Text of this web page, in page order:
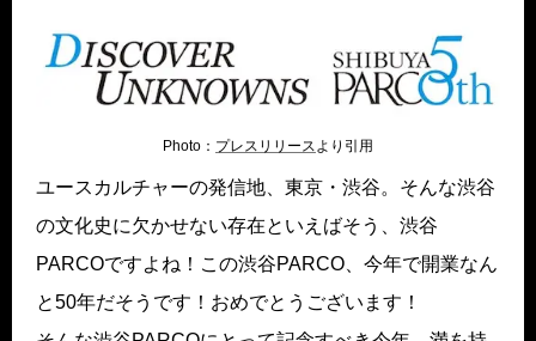
Photo： プレスリリースより引用
ユースカルチャーの発信地、東京・渋谷。そんな渋谷
の文化史に欠かせない存在といえばそう、渋谷
PARCOですよね！この渋谷PARCO、今年で開業なん
と50年だそうです！おめでとうございます！